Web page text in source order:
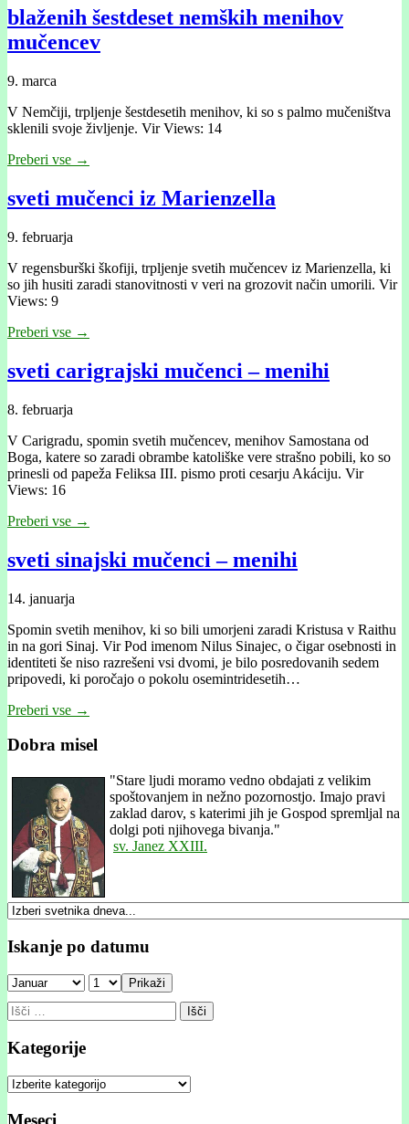
blaženih šestdeset nemških menihov
mučencev
9. marca
V Nemčiji, trpljenje šestdesetih menihov, ki so s palmo mučeništva
sklenili svoje življenje. Vir Views: 14
Preberi vse →
sveti mučenci iz Marienzella
9. februarja
V regensburški škofiji, trpljenje svetih mučencev iz Marienzella, ki
so jih husiti zaradi stanovitnosti v veri na grozovit način umorili. Vir
Views: 9
Preberi vse →
sveti carigrajski mučenci – menihi
8. februarja
V Carigradu, spomin svetih mučencev, menihov Samostana od
Boga, katere so zaradi obrambe katoliške vere strašno pobili, ko so
prinesli od papeža Feliksa III. pismo proti cesarju Akáciju. Vir
Views: 16
Preberi vse →
sveti sinajski mučenci – menihi
14. januarja
Spomin svetih menihov, ki so bili umorjeni zaradi Kristusa v Raithu
in na gori Sinaj. Vir Pod imenom Nilus Sinajec, o čigar osebnosti in
identiteti še niso razrešeni vsi dvomi, je bilo posredovanih sedem
pripovedi, ki poročajo o pokolu osemintridesetih…
Preberi vse →
Dobra misel
"Stare ljudi moramo vedno obdajati z velikim
spoštovanjem in nežno pozornostjo. Imajo pravi
zaklad darov, s katerimi jih je Gospod spremljal na
dolgi poti njihovega bivanja."
sv. Janez XXIII.
Iskanje po datumu
Prikaži
Išči:
Kategorije
Kategorije
Meseci